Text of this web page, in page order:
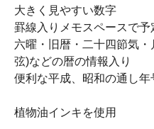
大きく見やすい数字
罫線入りメモスペースで
六曜・旧暦・二十四節気
弦)などの暦の情報入り
便利な平成、昭和の通し年
植物油インキを使用